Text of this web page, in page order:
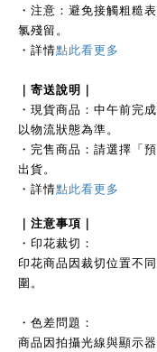
・注意：避免接觸粗糙
氯殘留。
・ 詳情點此看更多
｜ 寄送說明｜
・現貨商品：中午前完
以物流狀態為準。
・完售商品：請選擇「
出貨。
・詳情點此看更多
｜注意事項｜
・印花裁切：
印花商品因裁切位置不
圍。
・色差問題：
商品因拍攝光線與顯示